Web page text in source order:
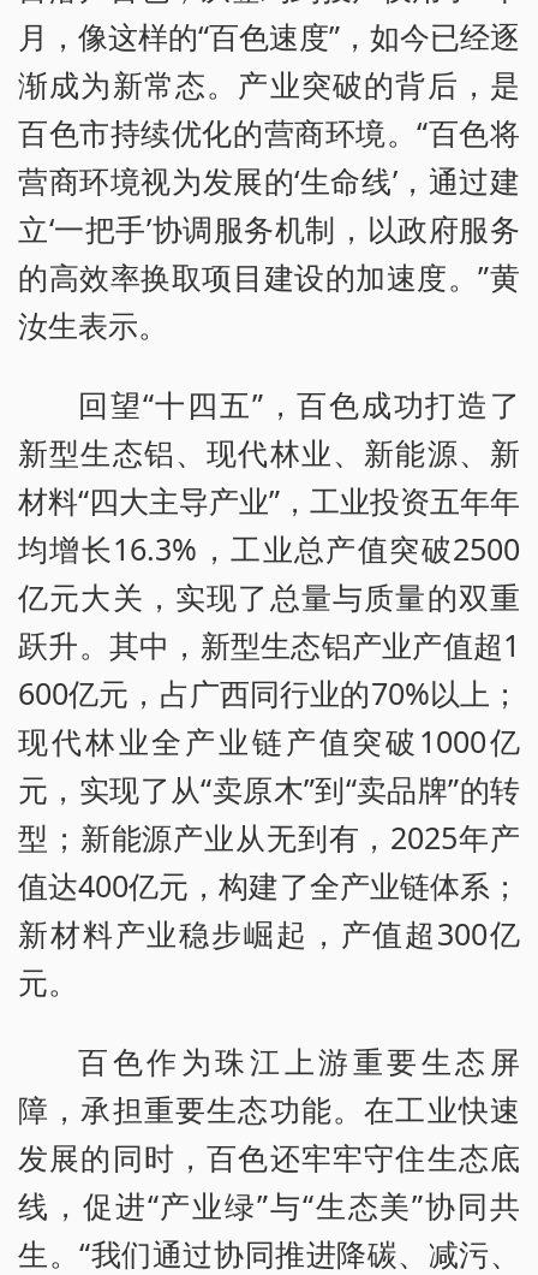
月，像这样的“百色速度”，如今已经逐
渐成为新常态。产业突破的背后，是
百色市持续优化的营商环境。“百色将
营商环境视为发展的‘生命线’，通过建
立‘一把手’协调服务机制，以政府服务
的高效率换取项目建设的加速度。”黄
汝生表示。
回望“十四五”，百色成功打造了
新型生态铝、现代林业、新能源、新
材料“四大主导产业”，工业投资五年年
均增长16.3%，工业总产值突破2500
亿元大关，实现了总量与质量的双重
跃升。其中，新型生态铝产业产值超1
600亿元，占广西同行业的70%以上；
现代林业全产业链产值突破1000亿
元，实现了从“卖原木”到“卖品牌”的转
型；新能源产业从无到有，2025年产
值达400亿元，构建了全产业链体系；
新材料产业稳步崛起，产值超300亿
元。
百色作为珠江上游重要生态屏
障，承担重要生态功能。在工业快速
发展的同时，百色还牢牢守住生态底
线，促进“产业绿”与“生态美”协同共
生。“我们通过协同推进降碳、减污、